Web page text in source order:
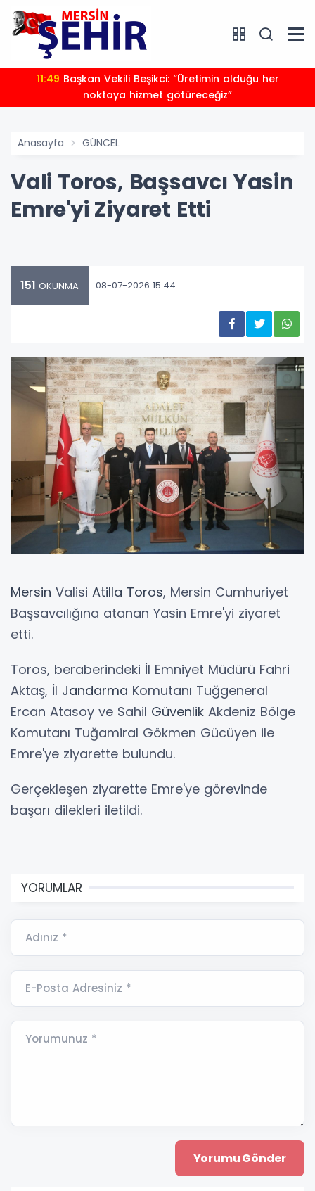
11:49
noktaya hizmet götüreceğiz”
Anasayfa GÜNCEL
Vali Toros, Başsavcı Yasin
Emre'yi Ziyaret Etti
151 OKUNMA 08-07-2026 15:44
Mersin Valisi Atilla Toros, Mersin Cumhuriyet
Başsavcılığına atanan Yasin Emre'yi ziyaret
etti.
Toros, beraberindeki İl Emniyet Müdürü Fahri
Aktaş, İl Jandarma Komutanı Tuğgeneral
Ercan Atasoy ve Sahil Güvenlik Akdeniz Bölge
Komutanı Tuğamiral Gökmen Gücüyen ile
Emre'ye ziyarette bulundu.
Gerçekleşen ziyarette Emre'ye görevinde
başarı dilekleri iletildi.
YORUMLAR
Adınız *
E-Posta Adresiniz *
Yorumunuz *